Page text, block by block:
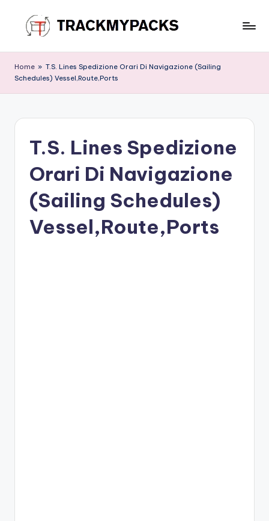
content
r
a
M
Home » T.S. Lines Spedizione Orari Di Navigazione (Sailing
Schedules) Vessel,Route,Ports
T.S. Lines Spedizione
Orari Di Navigazione
(Sailing Schedules)
Vessel,Route,Ports